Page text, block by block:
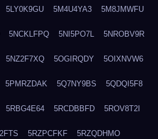
5LY0K9GU 5M4U4YA3 5M8JMWFU
5NCKLFPQ 5NI5PO7L 5NROBV9R
5NZ2F7XQ 5OGIRQDY 5OIXNVW6
5PMRZDAK 5Q7NY9BS 5QDQI5F8
5RBG4E64 5RCDBBFD 5ROV8T2I
5RZPCFKF 5RZQDHMO